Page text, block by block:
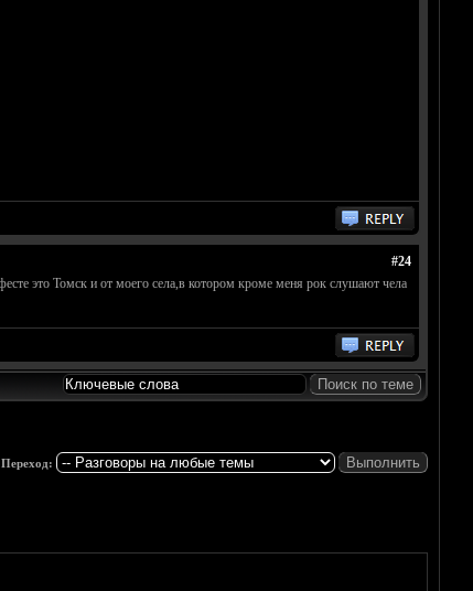
#24
это Томск и от моего села,в котором кроме меня рок слушают чела
Переход: